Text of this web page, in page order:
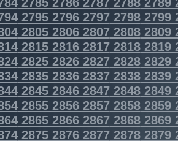
27952796279727982799
28052806280728082809
28152816281728182819
28252826282728282829
28352836283728382839
28452846284728482849
285528562857 28582859
286528662867 28682869
287528762877 28782879